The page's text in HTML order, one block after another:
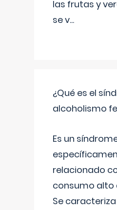
las frutas y
se v...
¿Qué es el
alcoholismo
Es un
relacionado
consumo alto
Se